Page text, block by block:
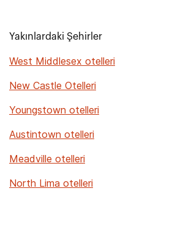
Yakınlardaki Şehirler
West Middlesex otelleri
New Castle Otelleri
Youngstown otelleri
Austintown otelleri
Meadville otelleri
North Lima otelleri